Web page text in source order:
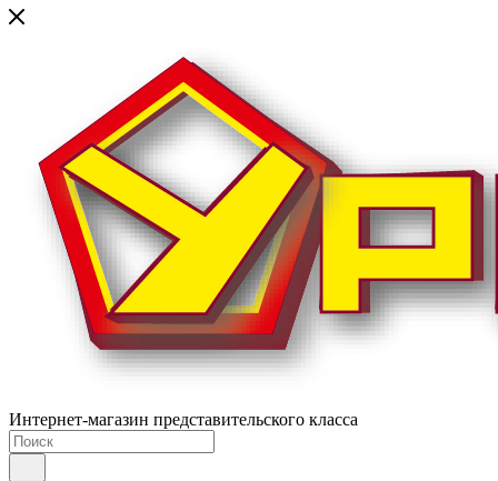
Интернет-магазин представительского класса